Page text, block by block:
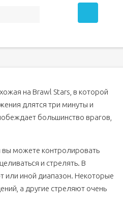
на Brawl Stars, в которой
длятся три минуты и
большинство врагов,
вы можете контролировать
и стрелять. В
или иной диапазон. Некоторые
а другие стреляют очень